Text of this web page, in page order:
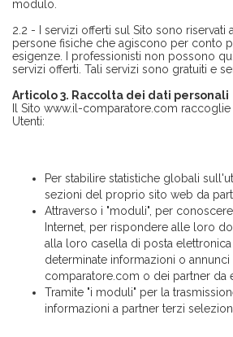
modulo.
2.2 - I servizi offerti sul Sito sono riservati
persone fisiche che agiscono per conto
esigenze. I professionisti non possono
servizi offerti. Tali servizi sono gratuiti e
Articolo 3. Raccolta dei dati personali
Il Sito www.il-comparatore.com
Utenti:
Per stabilire statistiche globali
sezioni del proprio sito web da
Attraverso i "moduli", per
Internet, per rispondere alle loro
alla loro casella di posta
determinate informazioni o
comparatore.com o dei partner da
Tramite "i moduli" per la
informazioni a partner terzi